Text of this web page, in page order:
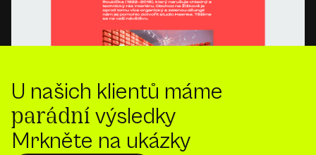
U našich klientů máme
parádní výsledky
Mrkněte na ukázky